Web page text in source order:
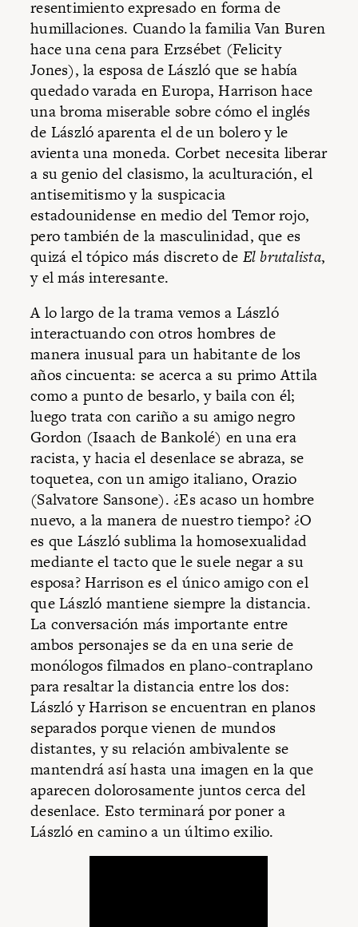
resentimiento expresado en forma de
humillaciones. Cuando la familia Van Buren
hace una cena para Erzsébet (Felicity
Jones), la esposa de László que se había
quedado varada en Europa, Harrison hace
una broma miserable sobre cómo el inglés
de László aparenta el de un bolero y le
avienta una moneda. Corbet necesita liberar
a su genio del clasismo, la aculturación, el
antisemitismo y la suspicacia
estadounidense en medio del Temor rojo,
pero también de la masculinidad, que es
quizá el tópico más discreto de El brutalista,
y el más interesante.
A lo largo de la trama vemos a László
interactuando con otros hombres de
manera inusual para un habitante de los
años cincuenta: se acerca a su primo Attila
como a punto de besarlo, y baila con él;
luego trata con cariño a su amigo negro
Gordon (Isaach de Bankolé) en una era
racista, y hacia el desenlace se abraza, se
toquetea, con un amigo italiano, Orazio
(Salvatore Sansone). ¿Es acaso un hombre
nuevo, a la manera de nuestro tiempo? ¿O
es que László sublima la homosexualidad
mediante el tacto que le suele negar a su
esposa? Harrison es el único amigo con el
que László mantiene siempre la distancia.
La conversación más importante entre
ambos personajes se da en una serie de
monólogos filmados en plano-contraplano
para resaltar la distancia entre los dos:
László y Harrison se encuentran en planos
separados porque vienen de mundos
distantes, y su relación ambivalente se
mantendrá así hasta una imagen en la que
aparecen dolorosamente juntos cerca del
desenlace. Esto terminará por poner a
László en camino a un último exilio.